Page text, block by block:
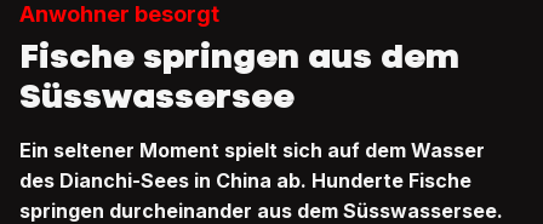
Anwohner besorgt
Fische springen aus dem
Süsswassersee
Ein seltener Moment spielt sich auf dem Wasser
des Dianchi-Sees in China ab. Hunderte Fische
springen durcheinander aus dem Süsswassersee.